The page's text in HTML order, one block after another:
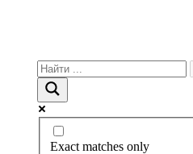
Exact matches only